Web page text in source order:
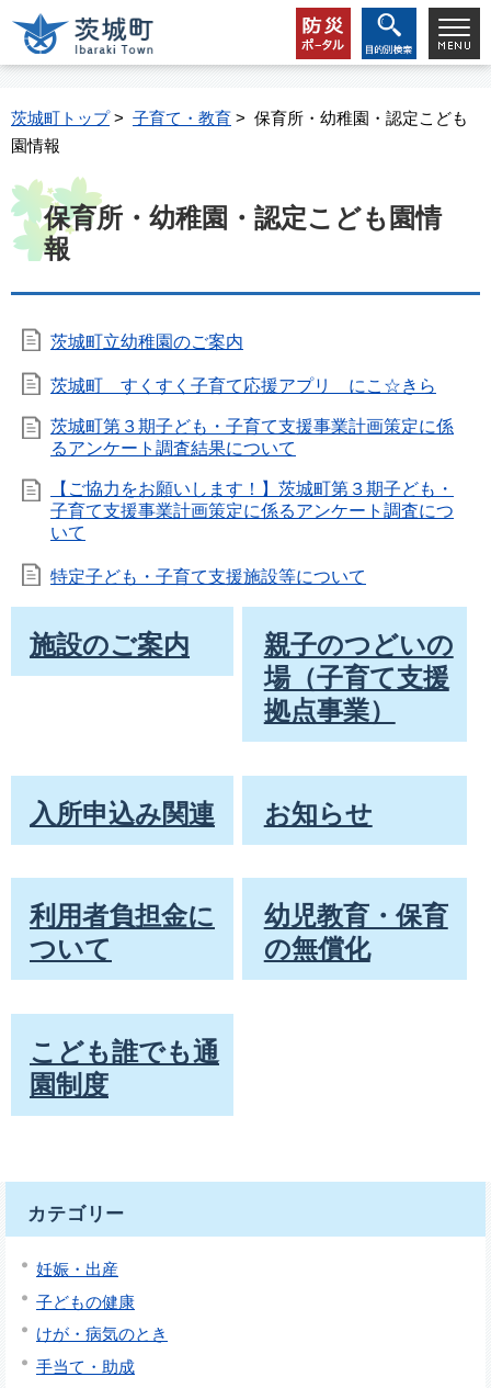
茨城町トップ> 子育て・教育 > 保育所・幼稚園・認定こども
園情報
保育所・幼稚園・認定こども園情
報
茨城町立幼稚園のご案内
茨城町 すくすく子育て応援アプリ にこ☆きら
茨城町第３期子ども・子育て支援事業計画策定に係
るアンケート調査結果について
【ご協力をお願いします！】茨城町第３期子ども・
子育て支援事業計画策定に係るアンケート調査につ
いて
特定子ども・子育て支援施設等について
施設のご案内
親子のつどいの
場（子育て支援
拠点事業）
入所申込み関連 お知らせ
利用者負担金に
ついて
幼児教育・保育
の無償化
こども誰でも通
園制度
カテゴリー
妊娠・出産
子どもの健康
けが・病気のとき
手当て・助成